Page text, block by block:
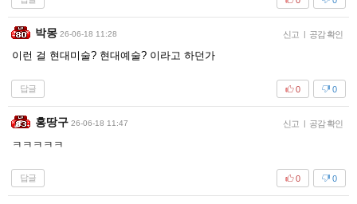
박몽 26-06-18 11:28 신고 | 공감 확인
이런 걸 현대미술? 현대예술? 이라고 하던가
답글 0
0
홍땅구 26-06-18 11:47 신고 | 공감 확인
ㅋㅋㅋㅋㅋ
답글 0
0